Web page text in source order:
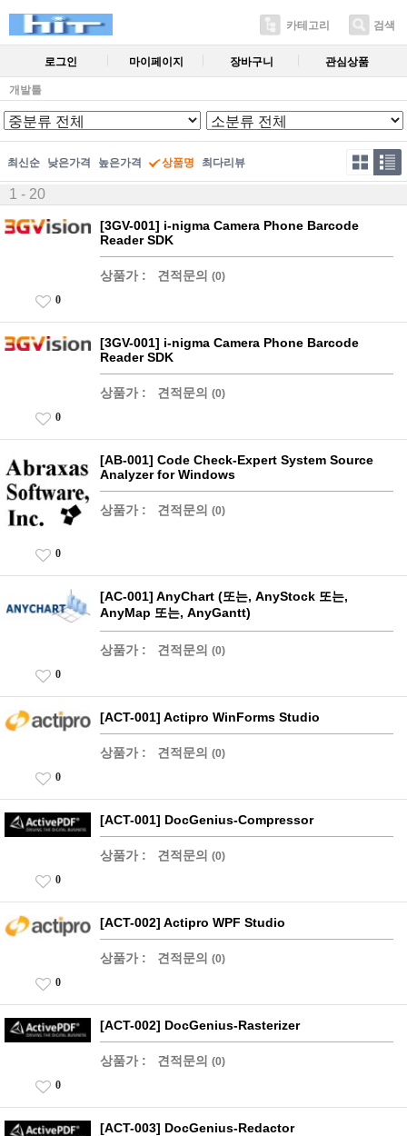
카테고리 검색
로그인 마이페이지 장바구니 관심상품
개발툴
최신순 낮은가격 높은가격 상품명 최다리뷰
1 - 20
[3GV-001] i-nigma Camera Phone Barcode
Reader SDK
상품가 : 견적문의 (0)
0
[3GV-001] i-nigma Camera Phone Barcode
Reader SDK
상품가 : 견적문의 (0)
0
[AB-001] Code Check-Expert System Source
Analyzer for Windows
상품가 : 견적문의 (0)
0
[AC-001] AnyChart (또는, AnyStock 또는,
AnyMap 또는, AnyGantt)
상품가 : 견적문의 (0)
0
[ACT-001] Actipro WinForms Studio
상품가 : 견적문의 (0)
0
[ACT-001] DocGenius-Compressor
상품가 : 견적문의 (0)
0
[ACT-002] Actipro WPF Studio
상품가 : 견적문의 (0)
0
[ACT-002] DocGenius-Rasterizer
상품가 : 견적문의 (0)
0
[ACT-003] DocGenius-Redactor